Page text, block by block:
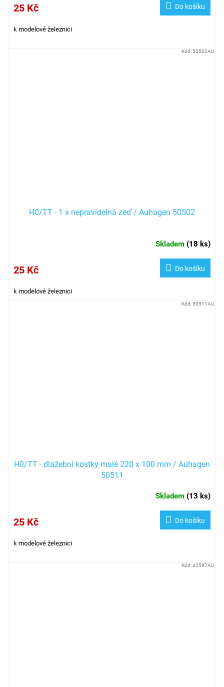
25 Kč Do košíku
k modelové železnici
H0/TT - 1 x nepravidelná zeď / Auhagen 50502
Skladem (18 ks)
25 Kč Do košíku
k modelové železnici
Kód: 50502AU
H0/TT - dlažební kostky malé 220 x 100 mm / Auhagen
50511
Skladem (13 ks)
25 Kč Do košíku
k modelové železnici
Kód: 50511AU
Kód:42597AU